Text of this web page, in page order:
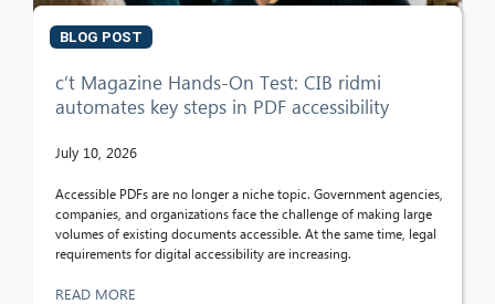
BLOG POST
c’t Magazine Hands-On Test: CIB ridmi
automates key steps in PDF accessibility
July 10, 2026
Accessible PDFs are no longer a niche topic. Government agencies,
companies, and organizations face the challenge of making large
volumes of existing documents accessible. At the same time, legal
requirements for digital accessibility are increasing.
READ MORE